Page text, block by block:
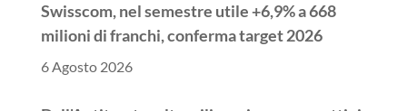
Swisscom, nel semestre utile +6,9% a 668
milioni di franchi, conferma target 2026
6 Agosto 2026